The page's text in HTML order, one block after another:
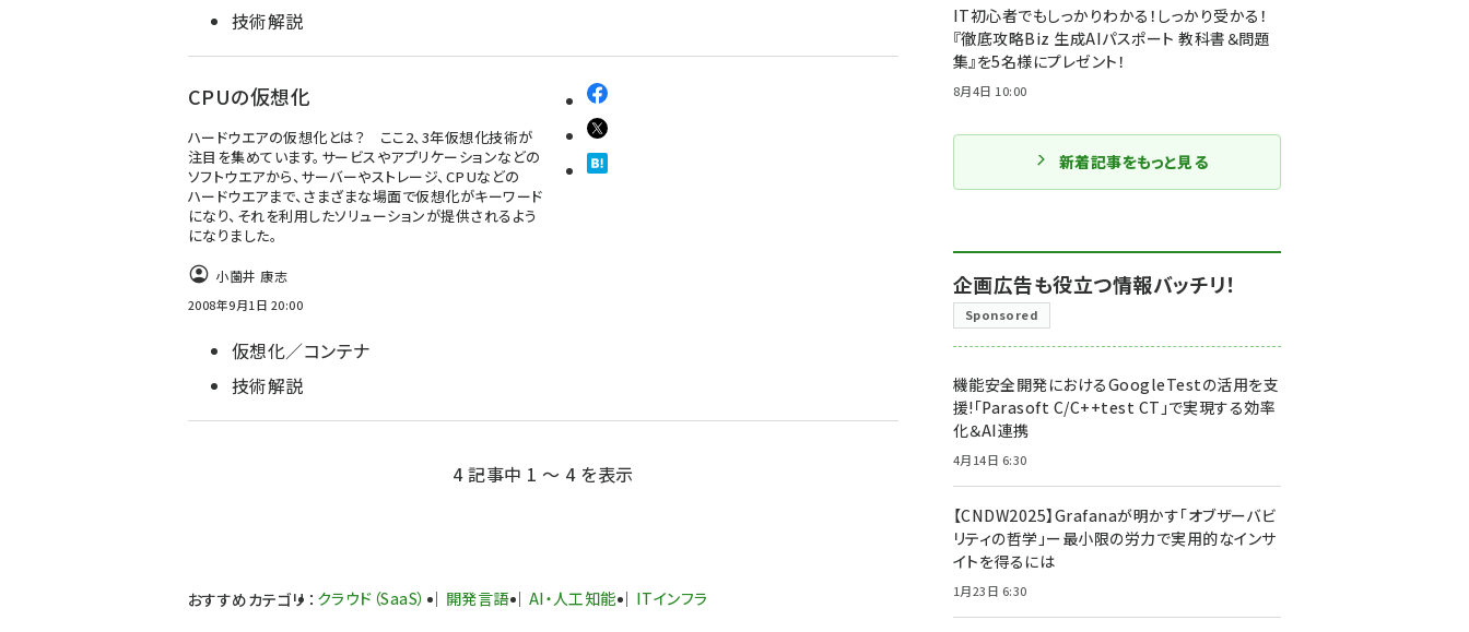
技術解説
CPUの仮想化
ハードウエアの仮想化とは？ ここ2、3年仮想化技術が
注目を集めています。サービスやアプリケーションなどの
ソフトウエアから、サーバーやストレージ、CPUなどの
ハードウエアまで、さまざまな場面で仮想化がキーワード
になり、それを利用したソリューションが提供されるよう
になりました。
小薗井 康志
2008年9月1日 20:00
仮想化／コンテナ
技術解説
4 記事中 1 ～ 4 を表示
おすすめカテゴリ ： クラウド（SaaS） 開発言語 AI・人工知能 ITインフラ
IT初心者でもしっかりわかる！しっかり受かる！
『徹底攻略Biz 生成AIパスポート 教科書＆問題
集』を5名様にプレゼント！
8月4日 10:00
新着記事をもっと見る
企画広告も役立つ情報バッチリ！
Sponsored
機能安全開発におけるGoogleTestの活用を支
援!「Parasoft C/C++test CT」で実現する効率
化＆AI連携
4月14日 6:30
【CNDW2025】Grafanaが明かす「オブザーバビ
リティの哲学」ー最小限の労力で実用的なインサ
イトを得るには
1月23日 6:30